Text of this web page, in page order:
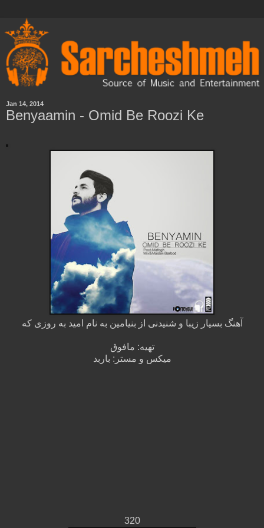
Jan 14, 2014
Benyaamin - Omid Be Roozi Ke
آهنگ بسیار زیبا و شنیدنی از بنیامین به نام امید به روزی که
تهیه: مافوق
میکس و مستر: باربد
320